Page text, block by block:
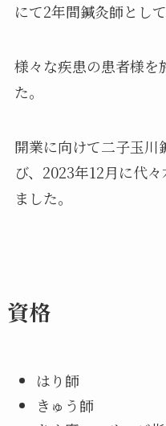
にて2年間鍼灸師として
様々な疾患の患者様を
た。
開業に向けて二子玉
び、2023年12月に代
ました。
資格
はり師
きゅう師